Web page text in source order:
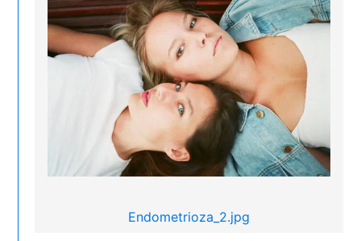
Endometrioza_2.jpg